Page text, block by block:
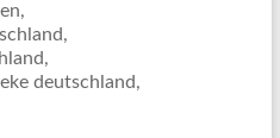
deutschland,